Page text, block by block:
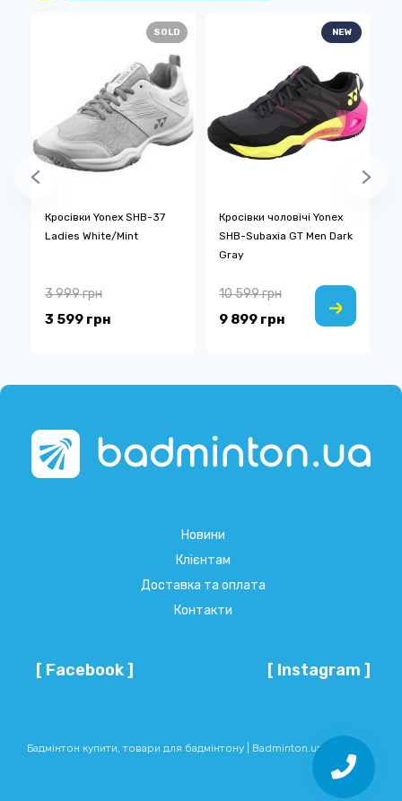
SOLD
Кросівки Yonex SHB-37
Ladies White/Mint
3 599 грн
3 999 грн
NEW
Кросівки чоловічі Yonex
SHB-Subaxia GT Men Dark
Gray
9 899 грн
10 599 грн
Новини
Клієнтам
Доставка та оплата
Контакти
[ Facebook ] [ Instagram ]
Бадмінтон купити, товари для бадмінтону | Badminton.ua © 2026